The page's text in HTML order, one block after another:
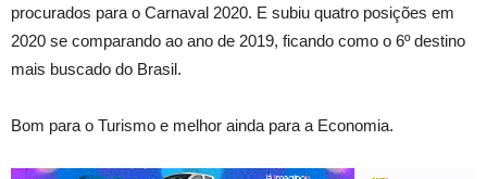
procurados para o Carnaval 2020. E subiu quatro posições em
2020 se comparando ao ano de 2019, ficando como o 6º destino
mais buscado do Brasil.
Bom para o Turismo e melhor ainda para a Economia.